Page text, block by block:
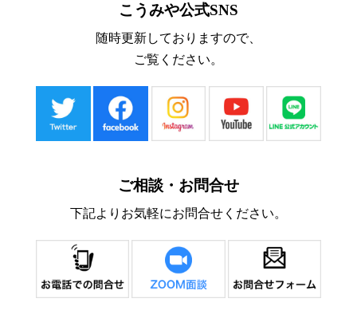
こうみや公式SNS
随時更新しておりますので、
ご覧ください。
ご相談・お問合せ
下記よりお気軽にお問合せください。